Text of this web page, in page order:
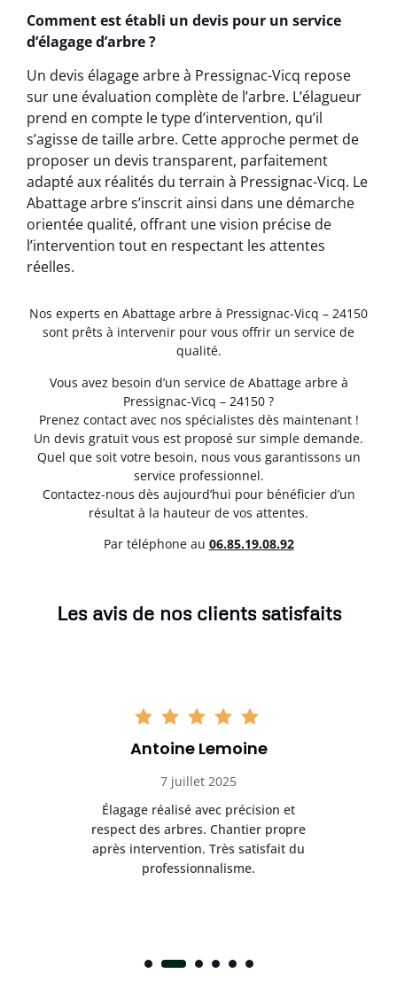
Comment est établi un devis pour un service
d’élagage d’arbre ?
Un devis élagage arbre à Pressignac-Vicq repose
sur une évaluation complète de l’arbre. L’élagueur
prend en compte le type d’intervention, qu’il
s’agisse de taille arbre. Cette approche permet de
proposer un devis transparent, parfaitement
adapté aux réalités du terrain à Pressignac-Vicq. Le
Abattage arbre s’inscrit ainsi dans une démarche
orientée qualité, offrant une vision précise de
l’intervention tout en respectant les attentes
réelles.
Nos experts en Abattage arbre à Pressignac-Vicq – 24150
sont prêts à intervenir pour vous offrir un service de
qualité.
Vous avez besoin d’un service de Abattage arbre à
Pressignac-Vicq – 24150 ?
Prenez contact avec nos spécialistes dès maintenant !
Un devis gratuit vous est proposé sur simple demande.
Quel que soit votre besoin, nous vous garantissons un
service professionnel.
Contactez-nous dès aujourd’hui pour bénéficier d’un
résultat à la hauteur de vos attentes.
Par téléphone au 06.85.19.08.92
Les avis de nos clients satisfaits
Antoine Lemoine
7 juillet 2025
Élagage réalisé avec précision et
respect des arbres. Chantier propre
après intervention. Très satisfait du
professionnalisme.